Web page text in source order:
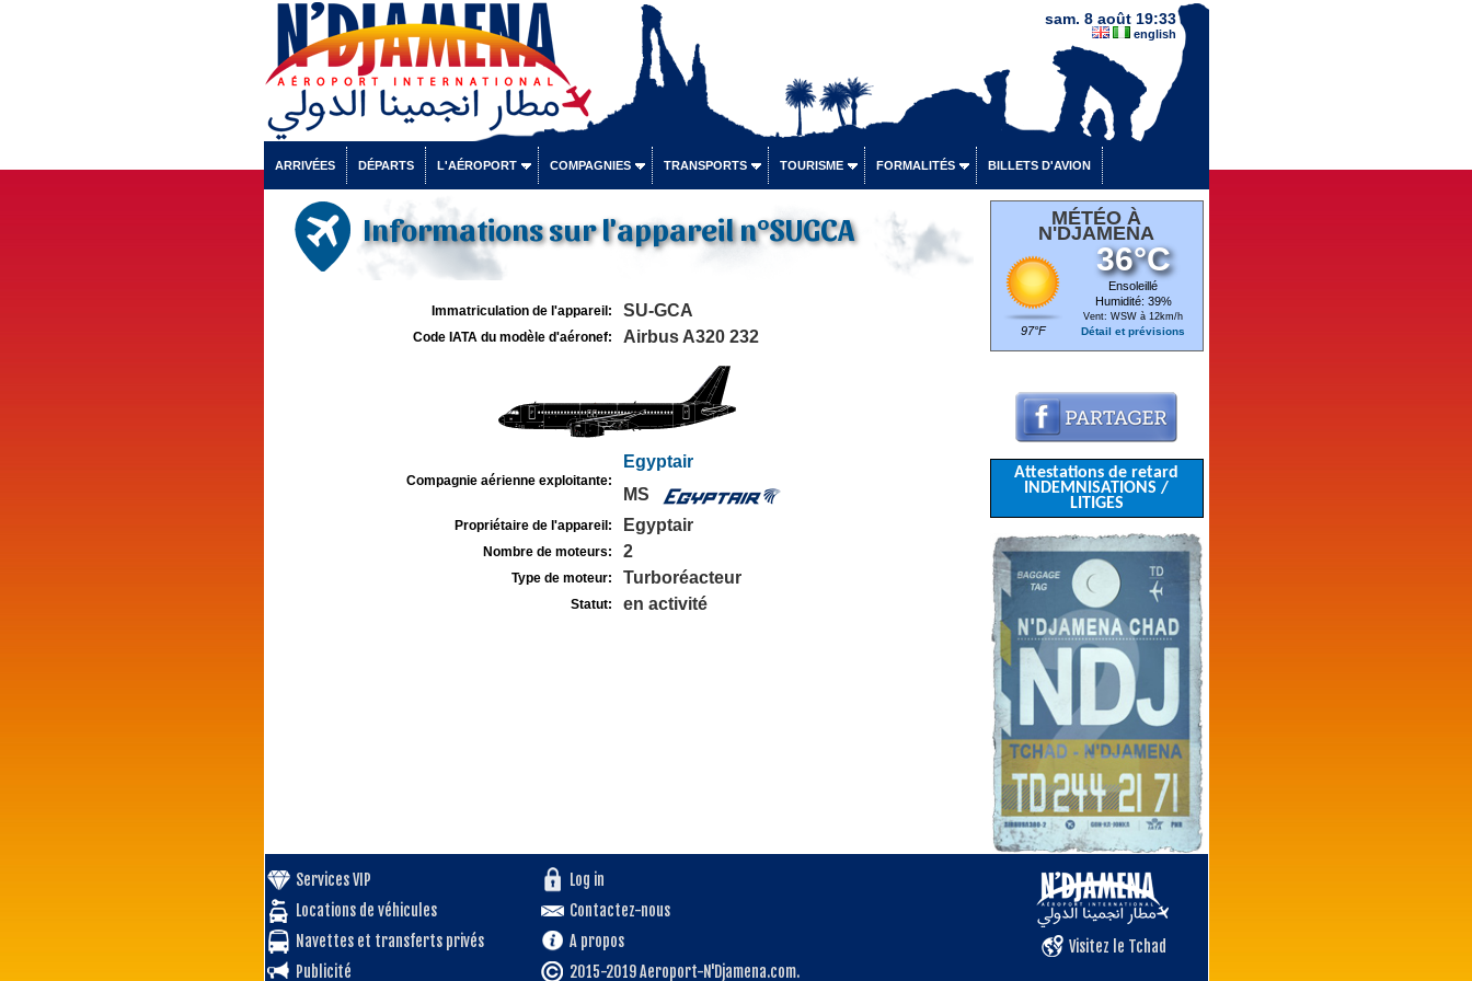
sam. 8 août 19:33
english
ARRIVÉES DÉPARTS L'AÉROPORT COMPAGNIES TRANSPORTS TOURISME FORMALITÉS BILLETS D'AVION
Informations sur l'appareil n°SUGCA
Immatriculation de l'appareil: SU-GCA
Code IATA du modèle d'aéronef: Airbus A320 232
Compagnie aérienne exploitante:
Egyptair
MS
Propriétaire de l'appareil: Egyptair
Nombre de moteurs: 2
Type de moteur: Turboréacteur
Statut: en activité
MÉTÉO À
N'DJAMENA
97°F
36°C
Ensoleillé
Humidité: 39%
Vent: WSW à 12km/h
Détail et prévisions
Attestations de retard
INDEMNISATIONS /
LITIGES
Services VIP
Locations de véhicules
Navettes et transferts privés
Publicité
Log in
Contactez-nous
A propos
2015-2019 Aeroport-N'Djamena.com.
Visitez le Tchad